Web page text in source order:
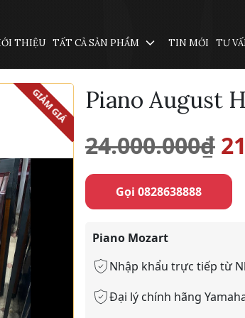
THIỆU TẤT CẢ SẢN PHẨM TIN MỚI TƯ
GIẢM GIÁ Piano August
24.000.000₫
là:
Gọi 0828638888
Piano Mozart
Nhập khẩu trực tiếp từ
Đại lý chính hãng